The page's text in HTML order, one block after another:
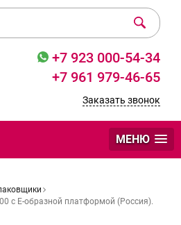
+7 923 000-54-34
+7 961 979-46-65
Заказать звонок
МЕНЮ
с Е-образной платформой (Россия).